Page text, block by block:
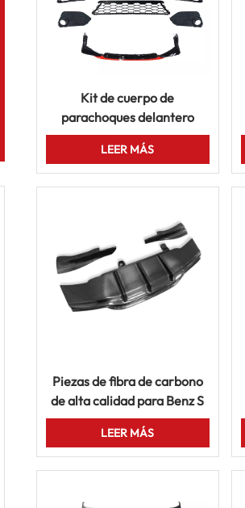
Kit de cuerpo de
parachoques delantero
completo para Honda Civic
10th Gen 2016-2019
LEER MÁS
Piezas de fibra de carbono
de alta calidad para Benz S
Clase W205 Coupé Labio
delantero delantero trasero
de carbono seco o húmedo
LEER MÁS